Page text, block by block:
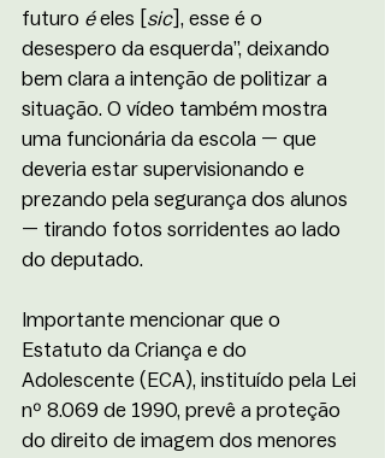
futuro é eles [ sic], esse é o
desespero da esquerda”, deixando
bem clara a intenção de politizar a
situação. O vídeo também mostra
uma funcionária da escola — que
deveria estar supervisionando e
prezando pela segurança dos alunos
— tirando fotos sorridentes ao lado
do deputado.
Importante mencionar que o
Estatuto da Criança e do
Adolescente (ECA), instituído pela Lei
nº 8.069 de 1990, prevê a proteção
do direito de imagem dos menores